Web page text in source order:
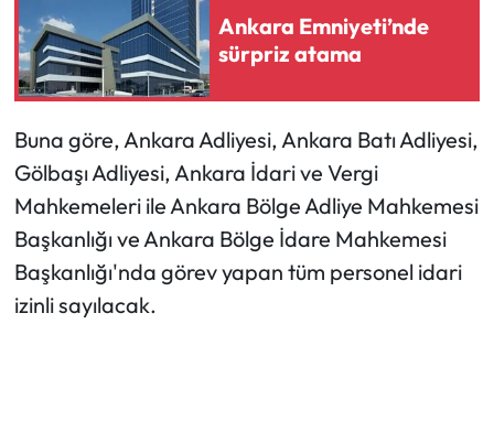
Ankara Emniyeti’nde
sürpriz atama
Buna göre, Ankara Adliyesi, Ankara Batı Adliyesi,
Gölbaşı Adliyesi, Ankara İdari ve Vergi
Mahkemeleri ile Ankara Bölge Adliye Mahkemesi
Başkanlığı ve Ankara Bölge İdare Mahkemesi
Başkanlığı'nda görev yapan tüm personel idari
izinli sayılacak.